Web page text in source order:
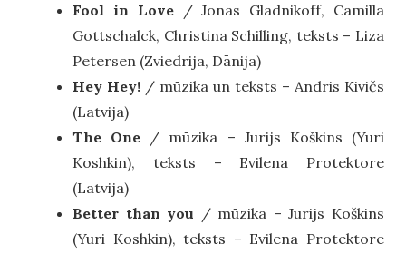
Fool in Love / Jonas Gladnikoff, Camilla
Gottschalck, Christina Schilling, teksts – Liza
Petersen (Zviedrija, Dānija)
Hey Hey! / mūzika un teksts – Andris Kivičs
(Latvija)
The One / mūzika – Jurijs Koškins (Yuri
Koshkin), teksts – Evilena Protektore
(Latvija)
Better than you / mūzika – Jurijs Koškins
(Yuri Koshkin), teksts – Evilena Protektore